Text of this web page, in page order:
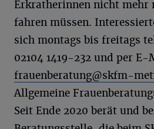
Erkratherinnen nicht mehr
fahren müssen.
sich montags bis freitags
02104 1419-232 und per
frauenberatung@skfm-
Allgemeine
Seit Ende 2020 berät und